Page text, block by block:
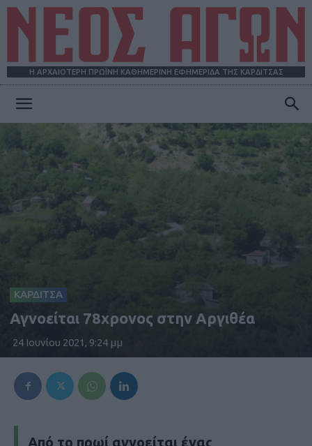
Η ΑΡΧΑΙΟΤΕΡΗ ΠΡΩΪΝΗ ΚΑΘΗΜΕΡΙΝΗ ΕΦΗΜΕΡΙΔΑ ΤΗΣ ΚΑΡΔΙΤΣΑΣ
ΚΑΡΔΙΤΣΑ
Αγνοείται 78χρονος στην Αργιθέα
24 Ιουνίου 2021, 9:24 μμ
Από το πρωί αγνοείται ένας